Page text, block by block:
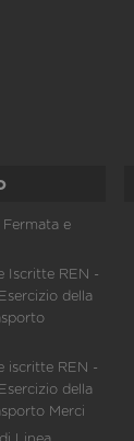
Fermata e
Iscritte REN -
della
iscritte REN -
della
Merci